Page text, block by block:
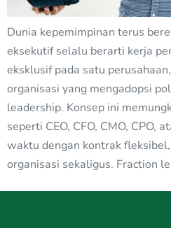
Dunia kepemimpinan terus
eksekutif selalu berarti kerja
eksklusif pada satu
organisasi yang mengadopsi
leadership. Konsep ini
seperti CEO, CFO, CMO, CPO,
waktu dengan kontrak
organisasi sekaligus. Fraction